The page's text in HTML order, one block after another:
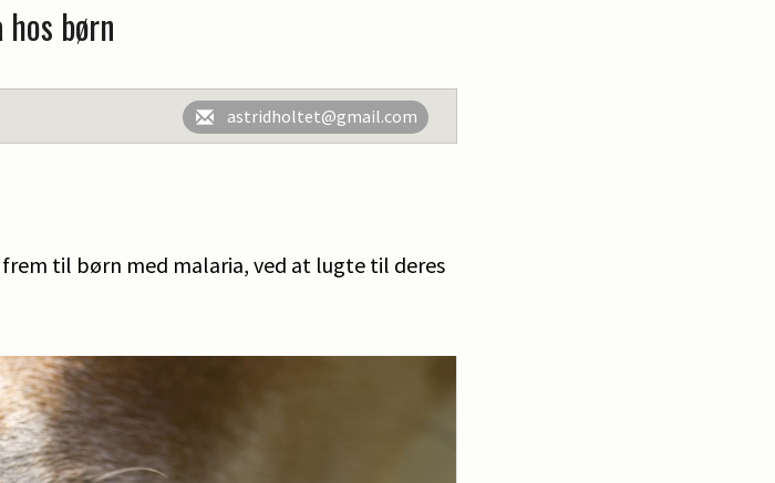
børn
astridholtet@gmail.com
til børn med malaria, ved at lugte til deres